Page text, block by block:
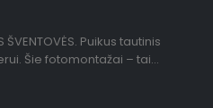
Puikus tautinis
Šie fotomontažai – tai